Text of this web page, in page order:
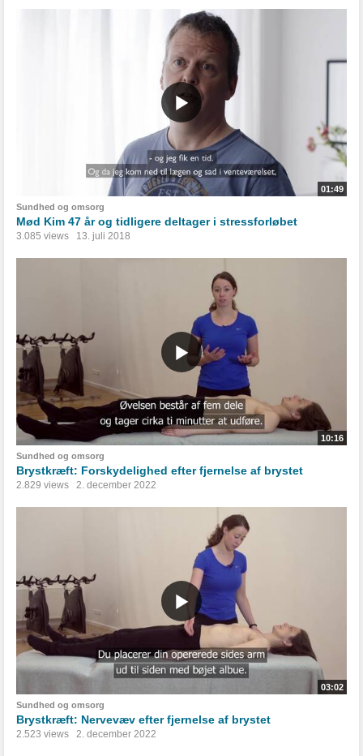
01:49
Sundhed og omsorg
Mød Kim 47 år og tidligere deltager i stressforløbet
3.085 views 13. juli 2018
10:16
Sundhed og omsorg
Brystkræft: Forskydelighed efter fjernelse af brystet
2.829 views 2. december 2022
03:02
Sundhed og omsorg
Brystkræft: Nervevæv efter fjernelse af brystet
2.523 views 2. december 2022